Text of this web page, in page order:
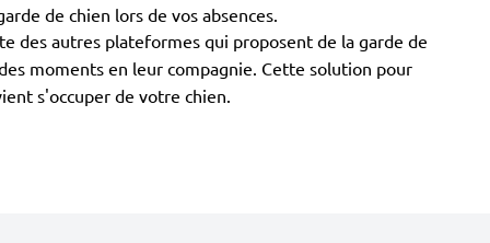
de chien lors de vos absences.
des autres plateformes qui proposent de la garde de
moments en leur compagnie. Cette solution pour
s'occuper de votre chien.